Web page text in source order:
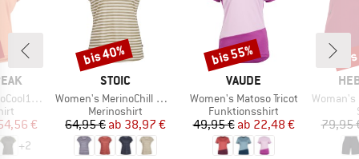
T-Shirt
Preis
€
+2
MARKE
STOIC
Artikel
Women's MerinoChill MMXX. Göteborg Loose Tee St
Produktgruppe
Merinoshirt
Preis
64,95 € reduzierter Preis
ab 38,97 €
Rabatt
bis 40%
MARKE
VAUDE
Artikel
Women's Matoso Tricot
Produktgruppe
Funktionsshirt
Preis
49,95 € reduzierter Preis
ab 22,48 €
Rabatt
bis 55%
Artikel
Woman's
79,95